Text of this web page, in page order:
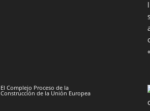
El Complejo Proceso de la
Construcción de la Unión Europea